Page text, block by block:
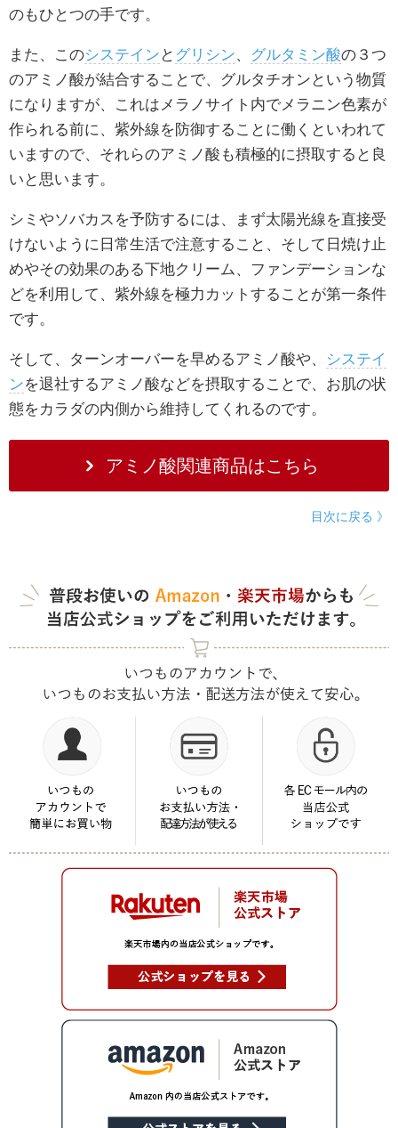
のもひとつの手です。
また、このシステイン と グリシン、 グルタミン酸の３つ
のアミノ酸が結合することで、グルタチオンという物質
になりますが、これはメラノサイト内でメラニン色素が
作られる前に、紫外線を防御することに働くといわれて
いますので、それらのアミノ酸も積極的に摂取すると良
いと思います。
シミやソバカスを予防するには、まず太陽光線を直接受
けないように日常生活で注意すること、そして日焼け止
めやその効果のある下地クリーム、ファンデーションな
どを利用して、紫外線を極力カットすることが第一条件
です。
そして、ターンオーバーを早めるアミノ酸や、
システイ
ンを退社するアミノ酸などを摂取することで、お肌の状
態をカラダの内側から維持してくれるのです。
アミノ酸関連商品はこちら
目次に戻る 》